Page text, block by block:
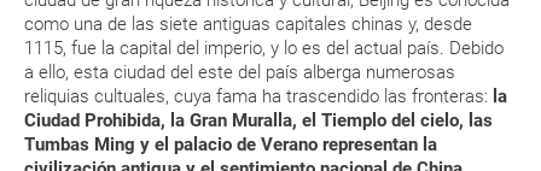
como una de las siete antiguas capitales chinas y, desde
1115, fue la capital del imperio, y lo es del actual país. Debido
a ello, esta ciudad del este del país alberga numerosas
reliquias cultuales, cuya fama ha trascendido las fronteras: la
Ciudad Prohibida, la Gran Muralla, el Tiemplo del cielo, las
Tumbas Ming y el palacio de Verano representan la
¿Qué caducidad debe tener mi pasaporte para ir
a...?
¿Con cuánta antelación tengo que estar en el